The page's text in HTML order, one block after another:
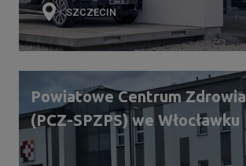
SZCZECIN
Powiatowe Centrum Zdrowia
(PCZ-SPZPS) we Włocławku